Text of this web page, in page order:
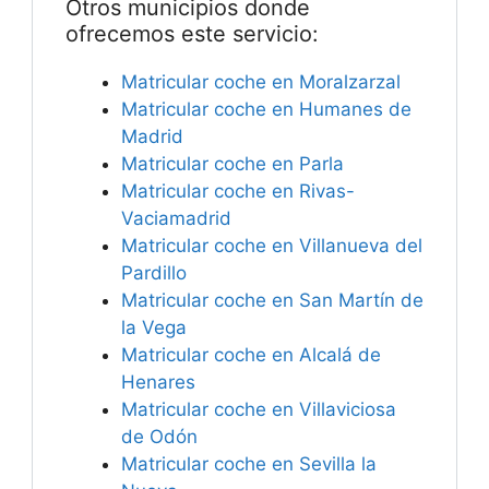
Otros municipios donde
ofrecemos este servicio:
Matricular coche en Moralzarzal
Matricular coche en Humanes de
Madrid
Matricular coche en Parla
Matricular coche en Rivas-
Vaciamadrid
Matricular coche en Villanueva del
Pardillo
Matricular coche en San Martín de
la Vega
Matricular coche en Alcalá de
Henares
Matricular coche en Villaviciosa
de Odón
Matricular coche en Sevilla la